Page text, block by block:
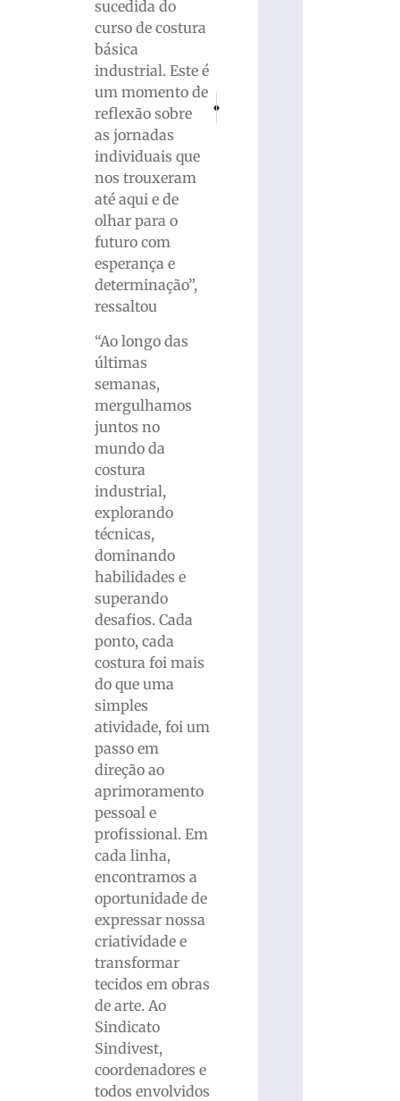
sucedida do
curso de costura
básica
industrial. Este é
um momento de
reflexão sobre
as jornadas
individuais que
nos trouxeram
até aqui e de
olhar para o
futuro com
esperança e
determinação”,
ressaltou
“Ao longo das
últimas
semanas,
mergulhamos
juntos no
mundo da
costura
industrial,
explorando
técnicas,
dominando
habilidades e
superando
desafios. Cada
ponto, cada
costura foi mais
do que uma
simples
atividade, foi um
passo em
direção ao
aprimoramento
pessoal e
profissional. Em
cada linha,
encontramos a
oportunidade de
expressar nossa
criatividade e
transformar
tecidos em obras
de arte. Ao
Sindicato
Sindivest,
coordenadores e
todos envolvidos
PRÓXIMO